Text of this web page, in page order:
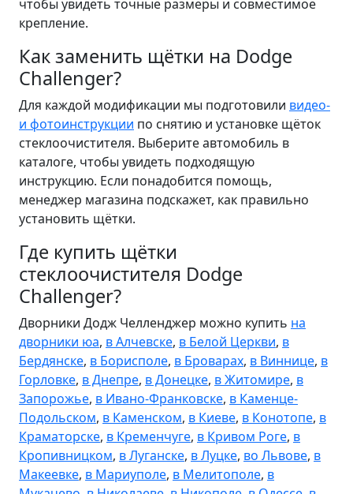
чтобы увидеть точные размеры и совместимое
крепление.
Как заменить щётки на Dodge
Challenger?
Для каждой модификации мы подготовили видео-
и фотоинструкции по снятию и установке щёток
стеклоочистителя. Выберите автомобиль в
каталоге, чтобы увидеть подходящую
инструкцию. Если понадобится помощь,
менеджер магазина подскажет, как правильно
установить щётки.
Где купить щётки
стеклоочистителя Dodge
Challenger?
Дворники Додж Челленджер можно купить на
дворники юа, в Алчевске, в Белой Церкви, в
Бердянске, в Борисполе, в Броварах, в Виннице, в
Горловке, в Днепре, в Донецке, в Житомире, в
Запорожье, в Ивано-Франковске, в Каменце-
Подольском, в Каменском, в Киеве, в Конотопе, в
Краматорске, в Кременчуге, в Кривом Роге, в
Кропивницком, в Луганске, в Луцке, во Львове, в
Макеевке, в Мариуполе, в Мелитополе, в